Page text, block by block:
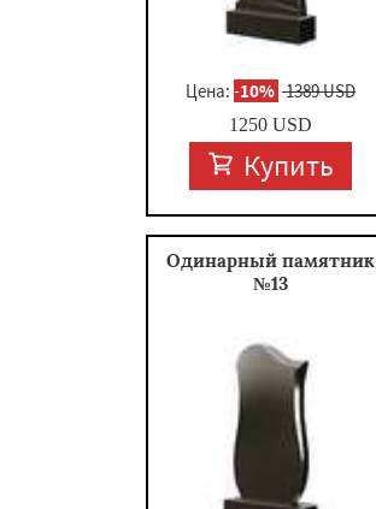
Цена:-10% 1389 USD
1250 USD
Купить
Одинарный памятник
№13